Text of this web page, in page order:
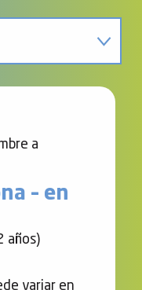
a
– en
años)
variar en